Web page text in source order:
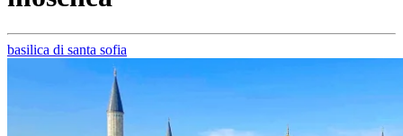
basilica di santa sofia